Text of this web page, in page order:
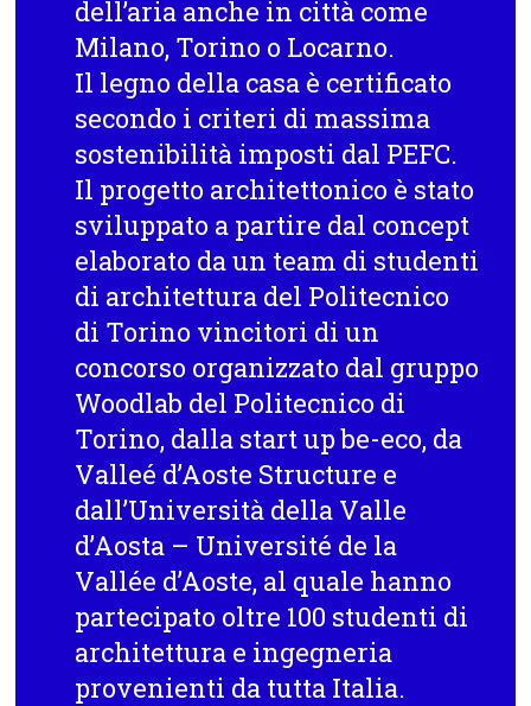
dell’aria anche in città come
Milano, Torino o Locarno.
Il legno della casa è certificato
secondo i criteri di massima
sostenibilità imposti dal PEFC.
Il progetto architettonico è stato
sviluppato a partire dal concept
elaborato da un team di studenti
di architettura del Politecnico
di Torino vincitori di un
concorso organizzato dal gruppo
Woodlab del Politecnico di
Torino, dalla start up be-eco, da
Valleé d’Aoste Structure e
dall’Università della Valle
d’Aosta – Université de la
Vallée d’Aoste, al quale hanno
partecipato oltre 100 studenti di
architettura e ingegneria
provenienti da tutta Italia.